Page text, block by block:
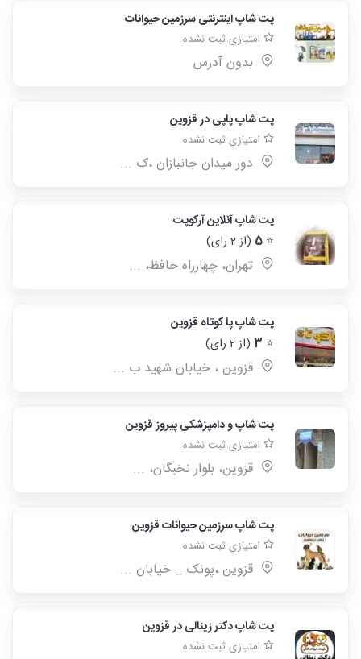
پت شاپ اینترنتی سرزمین حیوانات
امتیازی ثبت نشده
بدون آدرس
پت شاپ پاپی در قزوین
امتیازی ثبت نشده
دور میدان جانبازان ،ک ...
پت شاپ آنلاین آرکوپت
⭐
5 (از 2 رای)
تهران، چهارراه حافظ، ...
پت شاپ پا کوتاه قزوین
⭐
3 (از 2 رای)
قزوین ، خیابان شهید ب ...
پت شاپ و دامپزشکی پیروز قزوین
امتیازی ثبت نشده
قزوین، بلوار نخبگان، ...
پت شاپ سرزمین حیوانات قزوین
امتیازی ثبت نشده
قزوین ،پونک _ خیابان ...
پت شاپ دکتر زینالی در قزوین
امتیازی ثبت نشده